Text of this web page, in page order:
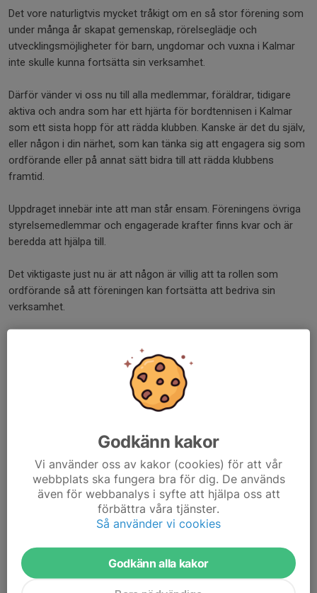
Det vore naturligtvis mycket tråkigt om en så stor förening som
under många år skapat gemenskap, rörelseglädje och
utvecklingsmöjligheter för barn, ungdomar och vuxna i Kalmar
inte skulle kunna fortsätta sin verksamhet.
Därför vänder vi oss nu till alla medlemmar, föräldrar, tidigare
aktiva och andra som har ett hjärta för bordtennisen i Kalmar
som ett sista hopp för att rädda klubben. Kanske är det du själv,
eller någon i din närhet, som kan tänka sig att engagera sig som
ordförande eller på annat sätt bidra till att rädda klubbens
framtid.
Uppdraget innebär inte att man står ensam. Föreningens övriga
styrelsemedlemmar och engagerade krafter finns kvar och är
beredda att hjälpa till.
Det viktigaste just nu är att någon är villig att ta rollen som
ordförande så att föreningen kan fortsätta att bedriva sin
verksamhet.
Telefonnummer: 0721776233
Tillsammans kan vi ge Kalmar BTK möjligheten att fortsätta sin
verksamhet och vara en härlig mötesplats för bordtennis i
många år framöver.
Dela nyhet
Godkänn kakor
Vi använder oss av kakor (cookies) för att vår
webbplats ska fungera bra för dig. De används
även för webbanalys i syfte att hjälpa oss att
förbättra våra tjänster.
Så använder vi cookies
Godkänn alla kakor